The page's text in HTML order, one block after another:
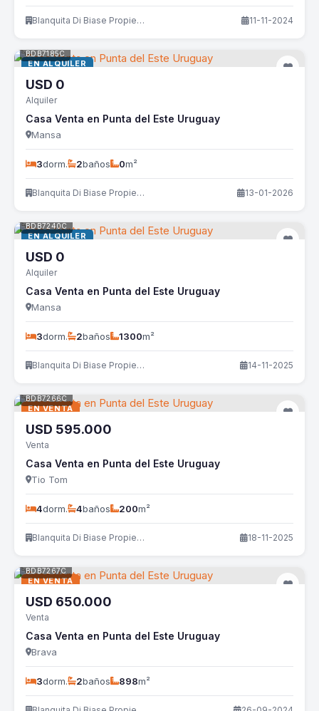
Blanquita Di Biase Propiedades 11-11-2024
EN ALQUILER
BDB7185C
USD 0
Alquiler
Casa Venta en Punta del Este Uruguay
Mansa
3dorm. 2baños 0m²
Blanquita Di Biase Propiedades 13-01-2026
EN ALQUILER
BDB7240C
USD 0
Alquiler
Casa Venta en Punta del Este Uruguay
Mansa
3dorm. 2baños 1300m²
Blanquita Di Biase Propiedades 14-11-2025
EN VENTA
BDB7266C
USD 595.000
Venta
Casa Venta en Punta del Este Uruguay
Tio Tom
4dorm. 4baños 200m²
Blanquita Di Biase Propiedades 18-11-2025
EN VENTA
BDB7267C
USD 650.000
Venta
Casa Venta en Punta del Este Uruguay
Brava
3dorm. 2baños 898m²